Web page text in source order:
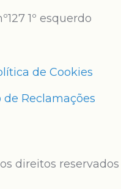
1º esquerdo
de Cookies
de Reclamações
direitos reservados